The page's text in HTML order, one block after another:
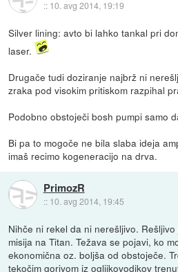
:: 10. avg 2014, 19:19
Silver lining: avto bi lahko tankal pri
laser.
Drugače tudi doziranje najbrž ni
zraka pod visokim pritiskom razpihal
Podobno obstoječi bosh pumpi samo
Bi pa to mogoče ne bila slaba ideja
imaš recimo kogeneracijo na drva.
PrimozR
:: 10. avg 2014, 19:45
Nihče ni rekel da ni nerešljivo.
misija na Titan. Težava se pojavi, ko
ekonomična oz. boljša od obstoječe.
tekočim gorivom iz ogljikovodikov